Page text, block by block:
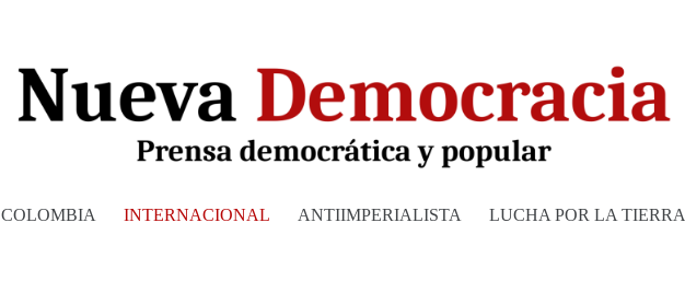
COLOMBIA INTERNACIONAL ANTIIMPERIALISTA LUCHA POR LA TIERRA